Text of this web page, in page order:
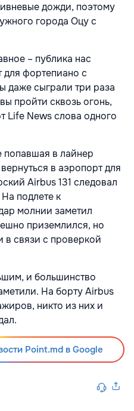
дожди, поэтому
города Оцу с
– публика нас
для фортепиано с
даже сыграли три раза
пройти сквозь огонь,
Life News слова одного
попавшая в лайнер
в аэропорт для
Airbus 131 следовал
подлете к
молнии заметил
приземлился, но
в связи с проверкой
и большинство
На борту Airbus
никто из них и
Point.md в Google